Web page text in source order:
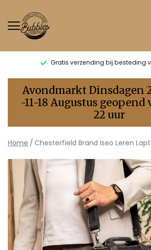
Gratis verzending bij besteding
Chesterfield
Brand
Iseo
Leren
Laptoptas
-
Bubbles
Sluis
Avondmarkt Dinsdagen
-11-18 Augustus geopend
22 uur
Home Chesterfield Brand Iseo Leren